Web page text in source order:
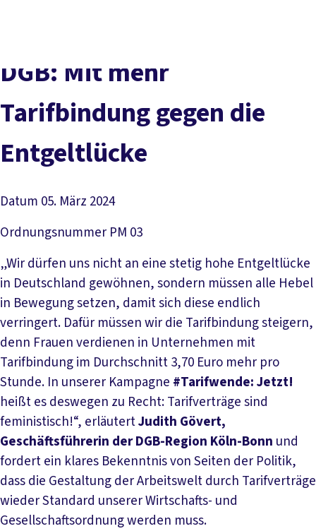
DGB: Mit mehr
Tarifbindung gegen die
Entgeltlücke
Datum 05. März 2024
Ordnungsnummer PM 03
„Wir dürfen uns nicht an eine stetig hohe Entgeltlücke
in Deutschland gewöhnen, sondern müssen alle Hebel
in Bewegung setzen, damit sich diese endlich
verringert. Dafür müssen wir die Tarifbindung steigern,
denn Frauen verdienen in Unternehmen mit
Tarifbindung im Durchschnitt 3,70 Euro mehr pro
Stunde. In unserer Kampagne #Tarifwende: Jetzt!
heißt es deswegen zu Recht: Tarifverträge sind
feministisch!“, erläutertJudith Gövert,
Geschäftsführerin der DGB-Region Köln-Bonn und
fordert ein klares Bekenntnis von Seiten der Politik,
dass die Gestaltung der Arbeitswelt durch Tarifverträge
wieder Standard unserer Wirtschafts- und
Gesellschaftsordnung werden muss.